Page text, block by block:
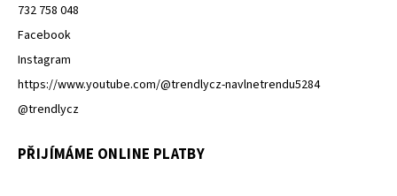
732 758 048
Facebook
Instagram
https://www.youtube.com/@trendlycz-navlnetrendu5284
@trendlycz
PŘIJÍMÁME ONLINE PLATBY